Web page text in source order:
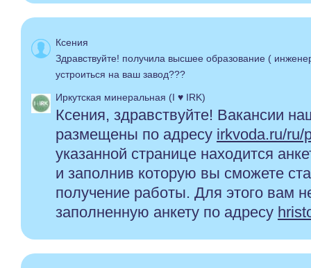
Ксения
Здравствуйте! получила высшее образование (
устроиться на ваш завод???
Иркутская минеральная (I ♥ IRK)
Ксения, здравствуйте! Вакансии
размещены по адресу irkvoda.ru/ru/
указанной странице находится
и заполнив которую вы сможете
получение работы. Для этого вам
заполненную анкету по адресу